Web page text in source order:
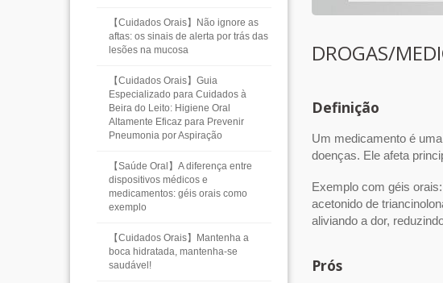
【Cuidados Orais】Não ignore as
aftas: os sinais de alerta por trás das
lesões na mucosa
【Cuidados Orais】Guia
Especializado para Cuidados à
Beira do Leito: Higiene Oral
Altamente Eficaz para Prevenir
Pneumonia por Aspiração
【Saúde Oral】A diferença entre
dispositivos médicos e
medicamentos: géis orais como
exemplo
【Cuidados Orais】Mantenha a
boca hidratada, mantenha-se
saudável!
DROGAS/
Definição
Um medicamento é
doenças. Ele afeta
Exemplo com géis
acetonido de
aliviando a dor,
Prós